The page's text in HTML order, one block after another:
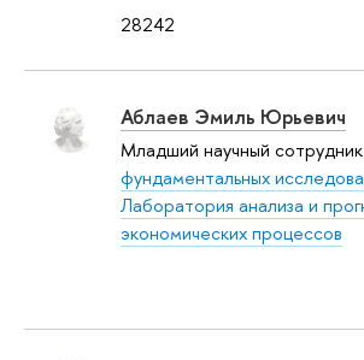
28242
Аблаев Эмиль Юрьевич
Младший научный
фундаментальных
Лаборатория анализа и
экономических процессов